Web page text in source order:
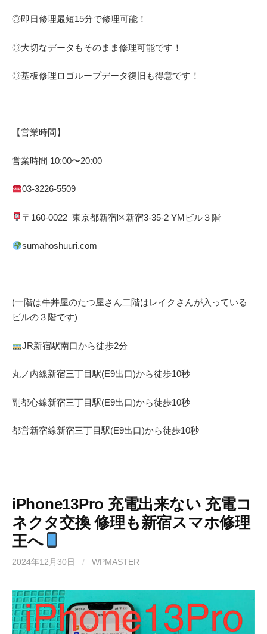
◎即日修理最短15分で修理可能！
◎大切なデータもそのまま修理可能です！
◎基板修理ロゴループデータ復旧も得意です！
【営業時間】
営業時間 10:00〜20:00
03-3226-5509
〒 160-0022 東京都新宿区新宿3-35-2 YMビル３階
sumahoshuuri.com
(一階は牛丼屋のたつ屋さん二階はレイクさんが入っている
ビルの３階です)
JR新宿駅南口から徒歩2分
丸ノ内線新宿三丁目駅(E9出口)から徒歩10秒
副都心線新宿三丁目駅(E9出口)から徒歩10秒
都営新宿線新宿三丁目駅(E9出口)から徒歩10秒
iPhone13Pro 充電出来ない 充電コ
ネクタ交換 修理も新宿スマホ修理
王へ
2024年12月30日 / WPMASTER